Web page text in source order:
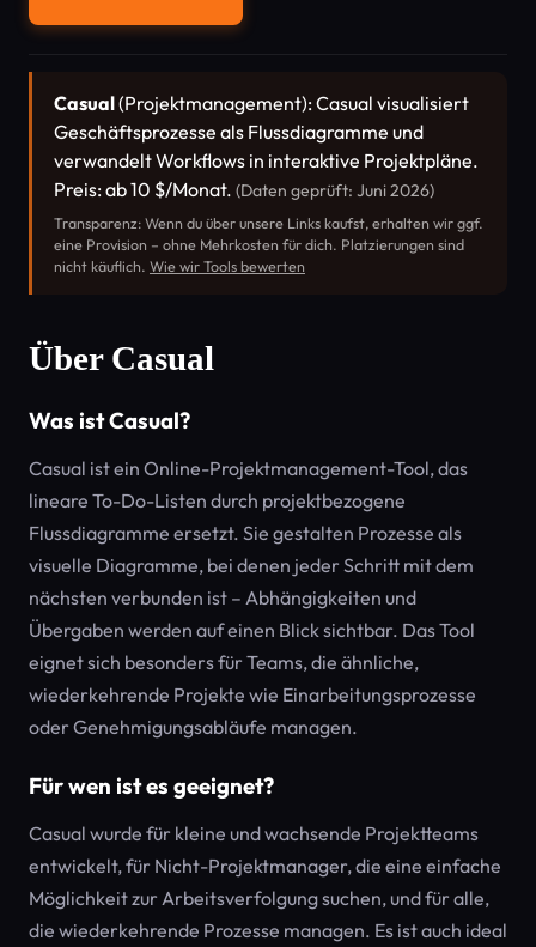
Casual(Projektmanagement): Casual visualisiert
Geschäftsprozesse als Flussdiagramme und
verwandelt Workflows in interaktive Projektpläne.
Preis: ab 10 $/Monat. (Daten geprüft: Juni 2026)
Transparenz: Wenn du über unsere Links kaufst, erhalten wir ggf.
eine Provision – ohne Mehrkosten für dich. Platzierungen sind
nicht käuflich. Wie wir Tools bewerten
Über Casual
Was ist Casual?
Casual ist ein Online-Projektmanagement-Tool, das
lineare To-Do-Listen durch projektbezogene
Flussdiagramme ersetzt. Sie gestalten Prozesse als
visuelle Diagramme, bei denen jeder Schritt mit dem
nächsten verbunden ist – Abhängigkeiten und
Übergaben werden auf einen Blick sichtbar. Das Tool
eignet sich besonders für Teams, die ähnliche,
wiederkehrende Projekte wie Einarbeitungsprozesse
oder Genehmigungsabläufe managen.
Für wen ist es geeignet?
Casual wurde für kleine und wachsende Projektteams
entwickelt, für Nicht-Projektmanager, die eine einfache
Möglichkeit zur Arbeitsverfolgung suchen, und für alle,
die wiederkehrende Prozesse managen. Es ist auch ideal